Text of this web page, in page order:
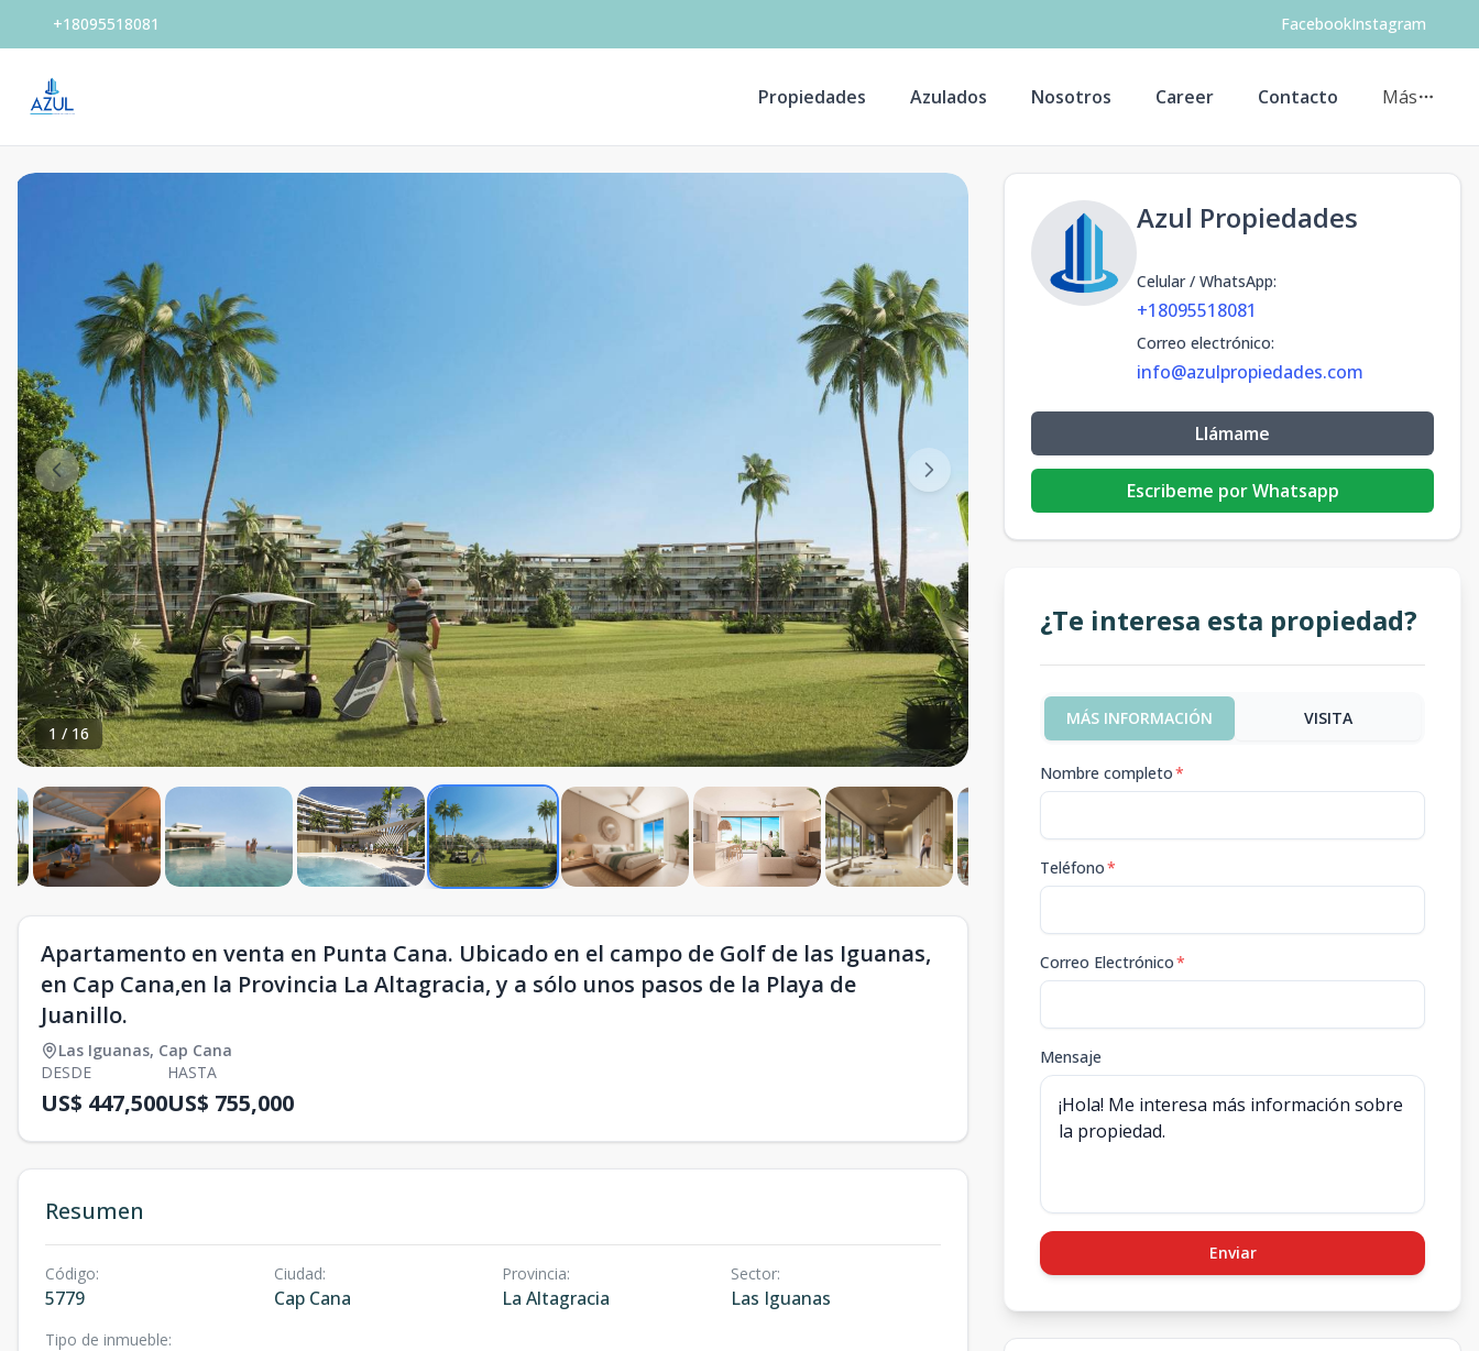
+18095518081 FacebookInstagram
Propiedades Azulados Nosotros Career Contacto Más
1 / 16
Apartamento en venta en Punta Cana. Ubicado en el campo de Golf de las Iguanas,
en Cap Cana,en la Provincia La Altagracia, y a sólo unos pasos de la Playa de
Juanillo.
Las Iguanas, Cap Cana
DESDE
US$ 447,500
HASTA
US$ 755,000
Resumen
Código:
5779
Ciudad:
Cap Cana
Provincia:
La Altagracia
Sector:
Las Iguanas
Tipo de inmueble:
Azul Propiedades
Celular / WhatsApp:
+18095518081
Correo electrónico:
info@azulpropiedades.com
Llámame
Escribeme por Whatsapp
¿Te interesa esta propiedad?
MÁS INFORMACIÓN VISITA
Nombre completo*
Teléfono*
Correo Electrónico*
Mensaje
Enviar